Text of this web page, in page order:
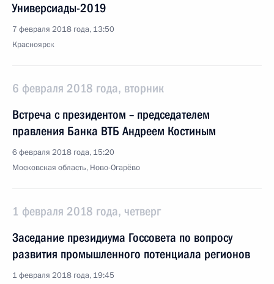
Универсиады-2019
7 февраля 2018 года, 13:50
Красноярск
6 февраля 2018 года, вторник
Встреча с президентом – председателем
правления Банка ВТБ Андреем Костиным
6 февраля 2018 года, 15:20
Московская область, Ново-Огарёво
1 февраля 2018 года, четверг
Заседание президиума Госсовета по вопросу
развития промышленного потенциала регионов
1 февраля 2018 года, 19:45